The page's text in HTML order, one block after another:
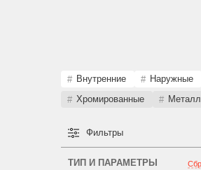
Колпачки на
Внутренние Наружные
Хромированные
Фильтры
ТИП И ПАРАМЕТРЫ